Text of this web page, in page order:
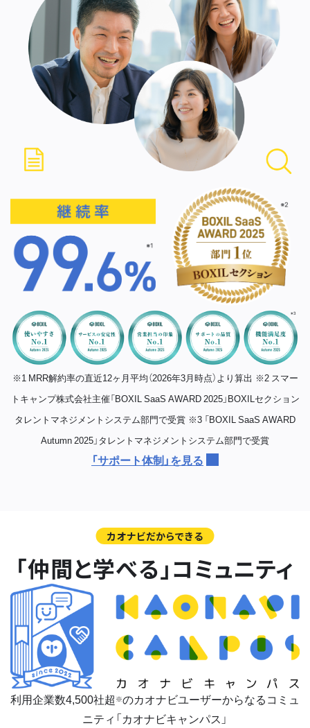
※1 MRR解約率の直近12ヶ月平均（2026年3月時点）より算出 ※2 スマー
トキャンプ株式会社主催「BOXIL SaaS AWARD 2025」BOXILセクション
タレントマネジメントシステム部門で受賞 ※3 「BOXIL SaaS AWARD
Autumn 2025」タレントマネジメントシステム部門で受賞
「サポート体制」を見る
カオナビだからできる
「仲間と学べる」コミュニティ
利用企業数4,500社超 ※のカオナビユーザーからなるコミュ
ニティ「カオナビキャンパス」